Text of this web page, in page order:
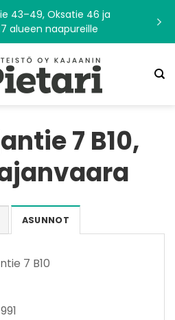
43–49, Oksatie 46 ja
alueen naapureille
7 B10,
ASUNNOT
7 B10